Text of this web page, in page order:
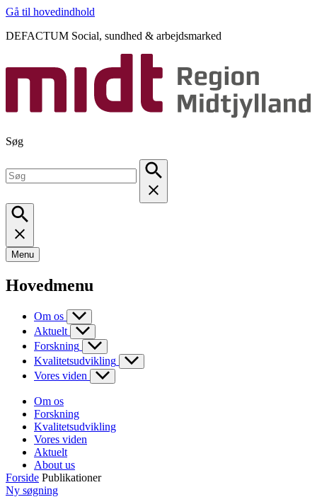
Gå til hovedindhold
DEFACTUM Social, sundhed & arbejdsmarked
Søg
Menu
Hovedmenu
Om os
Aktuelt
Forskning
Kvalitetsudvikling
Vores viden
Om os
Forskning
Kvalitetsudvikling
Vores viden
Aktuelt
About us
Forside Publikationer
Ny søgning